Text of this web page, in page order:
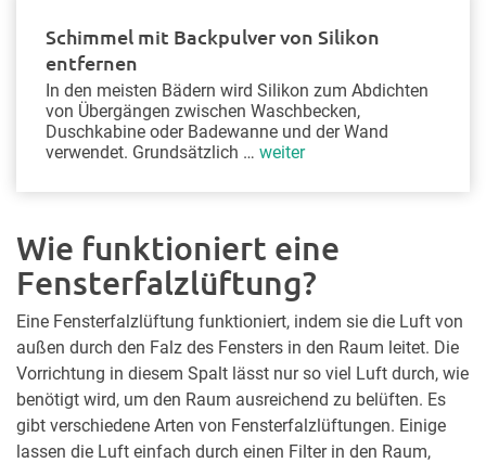
Schimmel mit Backpulver von Silikon
entfernen
In den meisten Bädern wird Silikon zum Abdichten
von Übergängen zwischen Waschbecken,
Duschkabine oder Badewanne und der Wand
verwendet. Grundsätzlich … weiter
Wie funktioniert eine
Fensterfalzlüftung?
Eine Fensterfalzlüftung funktioniert, indem sie die Luft von
außen durch den Falz des Fensters in den Raum leitet. Die
Vorrichtung in diesem Spalt lässt nur so viel Luft durch, wie
benötigt wird, um den Raum ausreichend zu belüften. Es
gibt verschiedene Arten von Fensterfalzlüftungen. Einige
lassen die Luft einfach durch einen Filter in den Raum,